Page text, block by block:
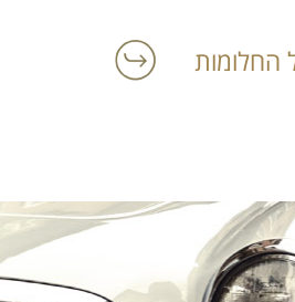
החלומות
ותתחיל לקבל מאיתנו אהבה מוטורית